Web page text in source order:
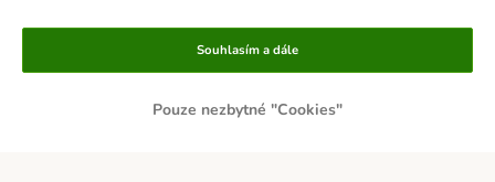
Způsoby platby
DOBÍRKA
Pouze nezbytné "Cookies"
Souhlasím a dále